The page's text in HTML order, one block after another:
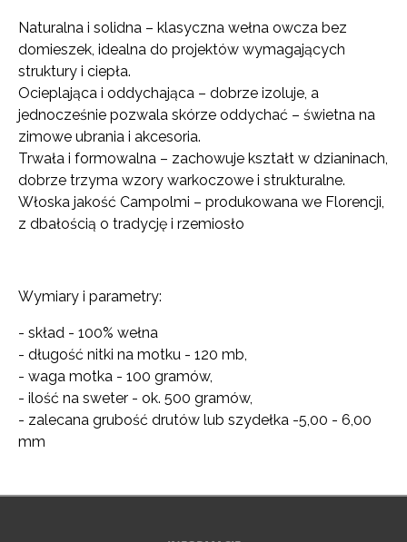
Naturalna i solidna – klasyczna wełna owcza bez
domieszek, idealna do projektów wymagających
struktury i ciepła.
Ocieplająca i oddychająca – dobrze izoluje, a
jednocześnie pozwala skórze oddychać – świetna na
zimowe ubrania i akcesoria.
Trwała i formowalna – zachowuje kształt w dzianinach,
dobrze trzyma wzory warkoczowe i strukturalne.
Włoska jakość Campolmi – produkowana we Florencji,
z dbałością o tradycję i rzemiosło
Wymiary i parametry:
- skład - 100% wełna
- długość nitki na motku - 120 mb,
- waga motka - 100 gramów,
- ilość na sweter - ok. 500 gramów,
- zalecana grubość drutów lub szydełka -5,00 - 6,00
mm